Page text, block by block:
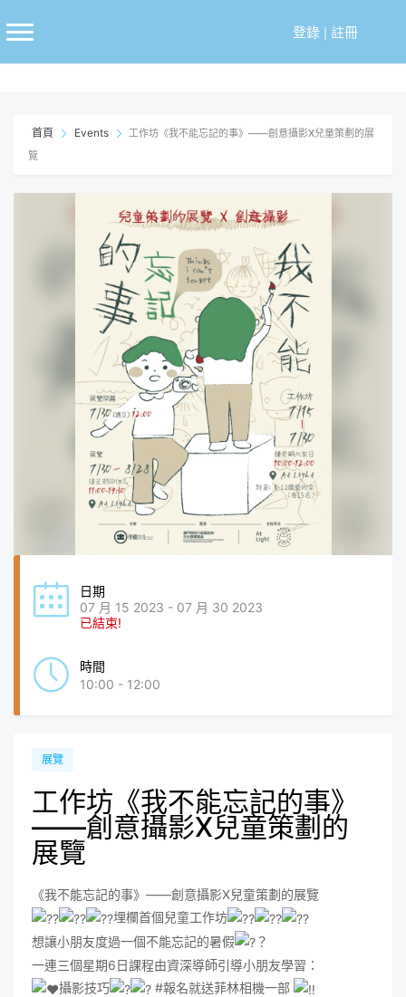
至
登錄| 註冊
首頁 Events
工作坊《我不能忘記的事》——創意攝影X兒童策劃的展
覽
日期
07 月 15 2023 - 07 月 30 2023
已結束!
時間
10:00 - 12:00
展覽
工作坊《我不能忘記的事》
——創意攝影X兒童策劃的
展覽
《我不能忘記的事》——創意攝影X兒童策劃的展覽
埋欄首個兒童工作坊
想讓小朋友度過一個不能忘記的暑假
？
一連三個星期6日課程由資深導師引導小朋友學習：
攝影技巧
#報名就送菲林相機一部